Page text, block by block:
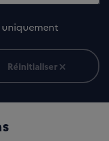
Réinitialiser